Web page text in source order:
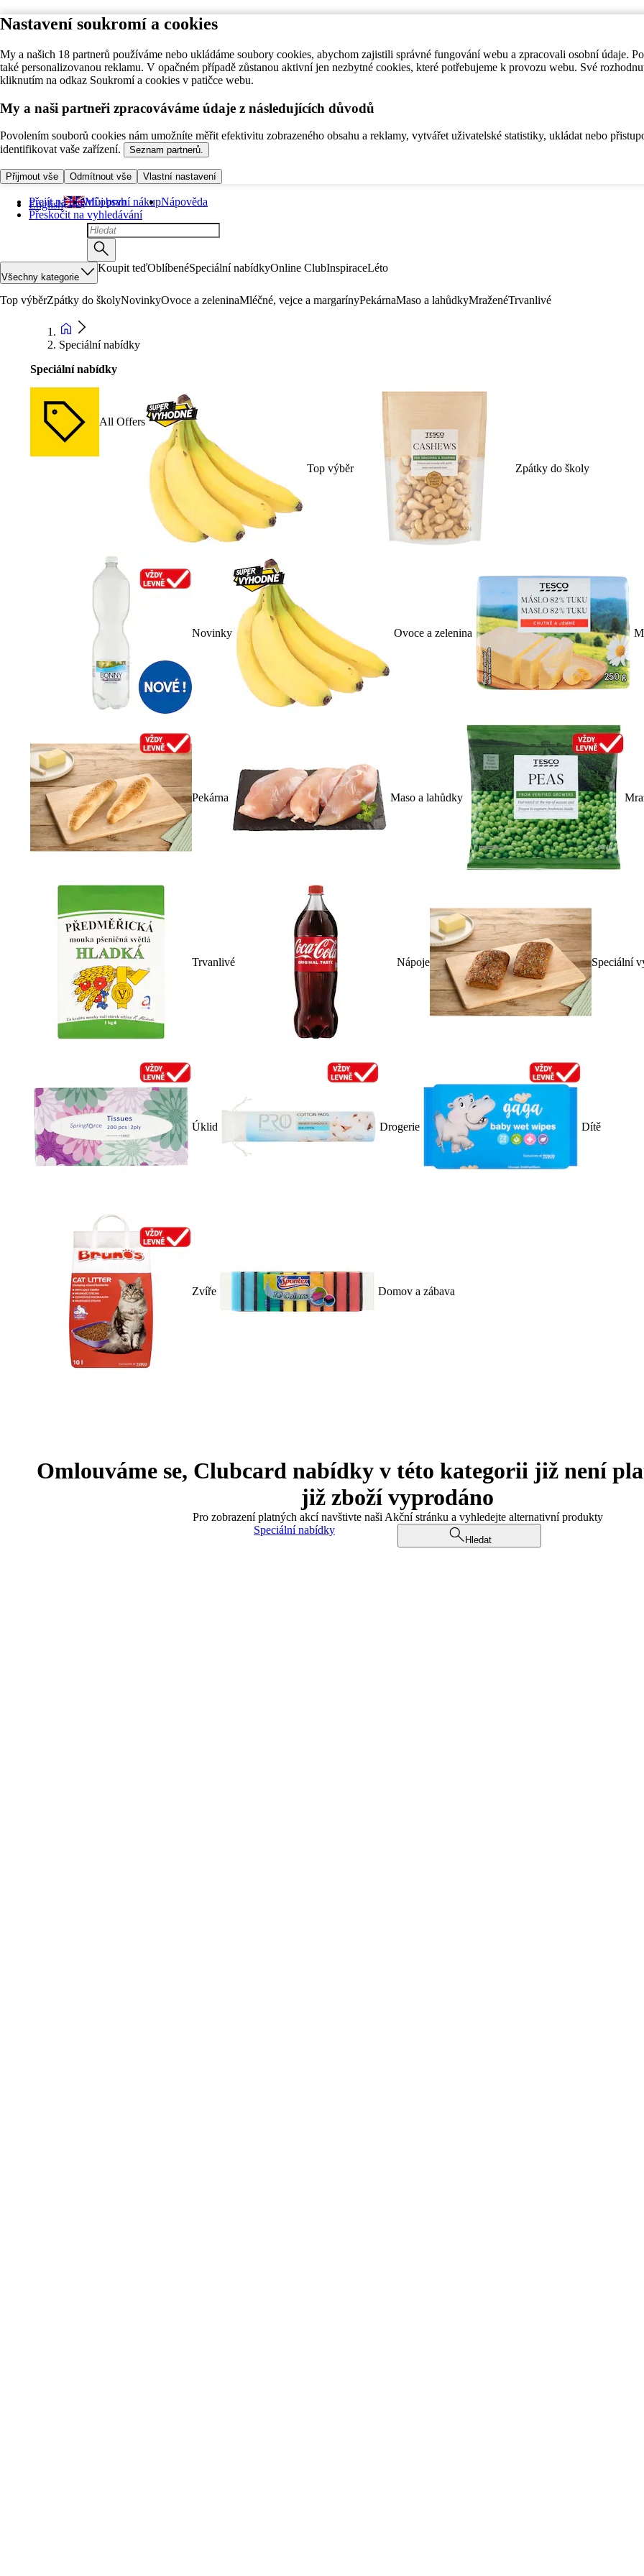
Nastavení soukromí a cookies
My a našich 18 partnerů používáme nebo ukládáme soubory cookies, abychom zajistili správné fungování webu a zpracovali osobní údaje.
také personalizovanou reklamu. V opačném případě zůstanou aktivní jen nezbytné cookies, které potřebujeme k provozu webu. Své
kliknutím na odkaz Soukromí a cookies v patičce webu.
My a naši partneři zpracováváme údaje z následujících důvodů
Povolením souborů cookies nám umožníte měřit efektivitu zobrazeného obsahu a reklamy, vytvářet uživatelské statistiky, ukládat nebo
identifikovat vaše zařízení.
Seznam partnerů.
Přijmout vše Odmítnout vše Vlastní nastavení
Přejít na hlavní obsah
Přeskočit na vyhledávání
English Můj první nákupNápověda
Všechny kategorie
Koupit teďOblíbenéSpeciální nabídkyOnline ClubInspiraceLéto
Top výběrZpátky do školyNovinkyOvoce a zeleninaMléčné, vejce a margarínyPekárnaMaso a lahůdkyMraženéTrvanlivé
Speciální nabídky
Speciální nabídky
All Offers
Top výběr Zpátky do školy
Novinky Ovoce a zelenina
Pekárna Maso a lahůdky
Trvanlivé Nápoje Speciální
Úklid Drogerie Dítě
Zvíře Domov a zábava
Omlouváme se, Clubcard nabídky v této kategorii již není
již zboží vyprodáno
Pro zobrazení platných akcí navštivte naši Akční stránku a vyhledejte alternativní produkty
Speciální nabídky
Hledat